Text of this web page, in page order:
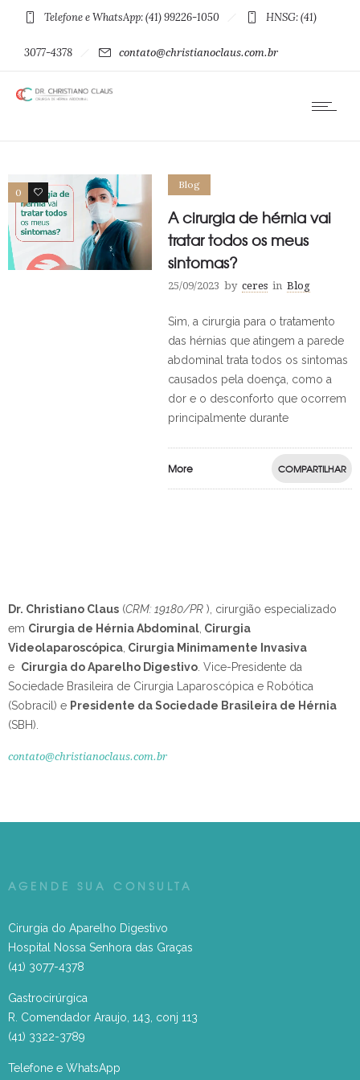
Telefone e WhatsApp: (41) 99226-1050 HNSG: (41)
3077-4378 contato@christianoclaus.com.br
0 0
Blog
A cirurgia de hérnia vai
tratar todos os meus
sintomas?
25/09/2023 by ceres in Blog
Sim, a cirurgia para o tratamento
das hérnias que atingem a parede
abdominal trata todos os sintomas
causados pela doença, como a
dor e o desconforto que ocorrem
principalmente durante
More COMPARTILHAR
Dr. Christiano Claus (CRM: 19180/PR ), cirurgião especializado
em Cirurgia de Hérnia Abdominal Cirurgia
Videolaparoscópica Cirurgia Minimamente Invasiva
e Cirurgia do Aparelho Digestivo Vice-Presidente da
Sociedade Brasileira de Cirurgia Laparoscópica e Robótica
(Sobracil) e Presidente da Sociedade Brasileira de Hérnia
(SBH).
contato@christianoclaus.com.br
AGENDE SUA CONSULTA
Cirurgia do Aparelho Digestivo
Hospital Nossa Senhora das Graças
(41) 3077-4378
Gastrocirúrgica
R. Comendador Araujo, 143, conj 113
(41) 3322-3789
Telefone e WhatsApp